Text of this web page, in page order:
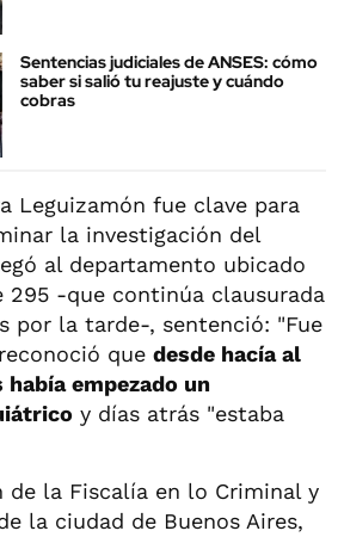
Sentencias judiciales de ANSES: cómo
saber si salió tu reajuste y cuándo
cobras
Leguizamón fue clave para
la investigación del
al departamento ubicado
295 -que continúa clausurada
por la tarde-, sentenció: "Fue
que desde hacía al
había empezado un
y días atrás "estaba
de la Fiscalía en lo Criminal y
la ciudad de Buenos Aires,